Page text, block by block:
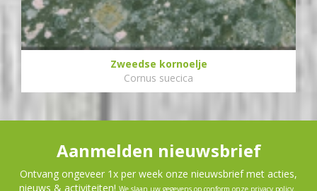
Zweedse kornoelje
Cornus suecica
Aanmelden nieuwsbrief
Ontvang ongeveer 1x per week onze nieuwsbrief met acties,
nieuws & activiteiten!